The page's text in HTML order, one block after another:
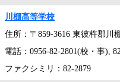
川棚高等学校
住所：〒859-3616 東彼杵郡川
電話：0956-82-2801(校・事),
ファクシミリ：82-2879